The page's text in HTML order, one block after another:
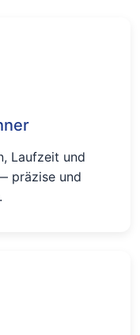
Laufzeit und
präzise und